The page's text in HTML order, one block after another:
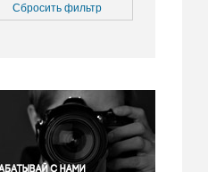
Медицина
Окружающая среда
Политика
Правосудие
Происшествия и конфликты
Сбросить фильтр